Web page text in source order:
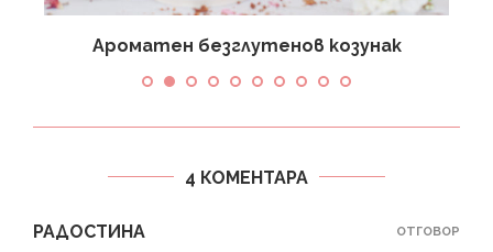
Ароматен безглутенов козунак
4 КОМЕНТАРА
РАДОСТИНА ОТГОВОР